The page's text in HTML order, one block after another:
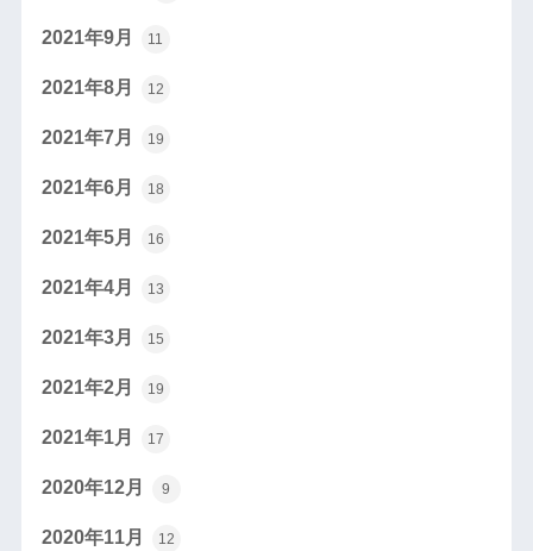
2021年9月 11
2021年8月 12
2021年7月 19
2021年6月 18
2021年5月 16
2021年4月 13
2021年3月 15
2021年2月 19
2021年1月 17
2020年12月 9
2020年11月 12